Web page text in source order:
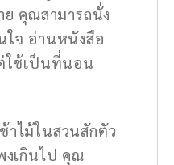
ย คุณสามารถนั่ง
จ อ่านหนังสือ
ใช้เป็นที่นอน
าไม้ในสวนสักตัว
งเกินไป คุณ